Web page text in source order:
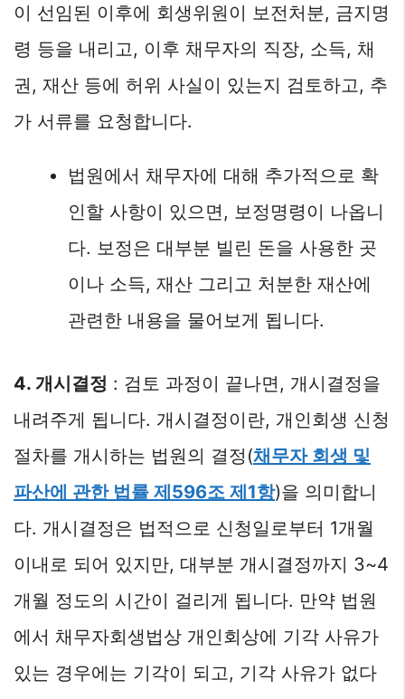
이 선임된 이후에 회생위원이 보전처분, 금지명
령 등을 내리고, 이후 채무자의 직장, 소득, 채
권, 재산 등에 허위 사실이 있는지 검토하고, 추
가 서류를 요청합니다.
법원에서 채무자에 대해 추가적으로 확
인할 사항이 있으면, 보정명령이 나옵니
다. 보정은 대부분 빌린 돈을 사용한 곳
이나 소득, 재산 그리고 처분한 재산에
관련한 내용을 물어보게 됩니다.
4. 개시결정 : 검토 과정이 끝나면, 개시결정을
내려주게 됩니다. 개시결정이란, 개인회생 신청
절차를 개시하는 법원의 결정(채무자 회생 및
파산에 관한 법률 제596조 제1항)을 의미합니
다. 개시결정은 법적으로 신청일로부터 1개월
이내로 되어 있지만, 대부분 개시결정까지 3~4
개월 정도의 시간이 걸리게 됩니다. 만약 법원
에서 채무자회생법상 개인회상에 기각 사유가
있는 경우에는 기각이 되고, 기각 사유가 없다